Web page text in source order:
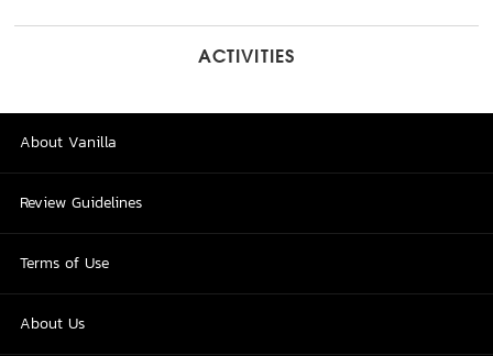
ACTIVITIES
About Vanilla
Review Guidelines
Terms of Use
About Us